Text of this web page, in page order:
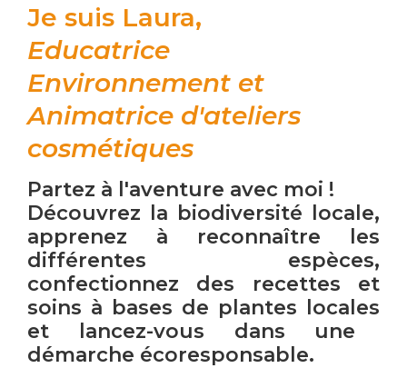
Je suis Laura,
Educatrice
Environnement et
Animatrice d'ateliers
cosmétiques
Partez à l'aventure avec moi !
Découvrez la biodiversité locale,
apprenez à reconnaître les
différentes espèces,
confectionnez des recettes et
soins à bases de plantes locales
et lancez-vous dans une
démarche écoresponsable.